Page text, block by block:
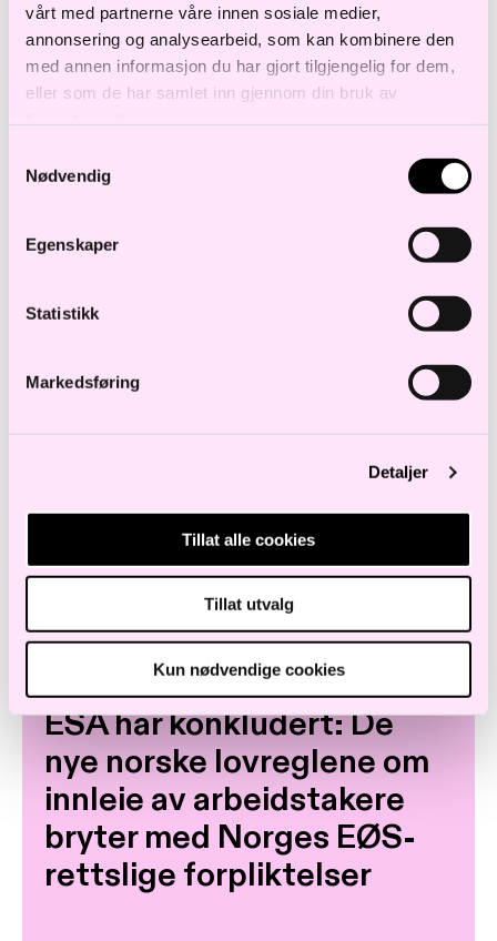
vårt med partnerne våre innen sosiale medier,
annonsering og analysearbeid, som kan kombinere den
med annen informasjon du har gjort tilgjengelig for dem,
eller som de har samlet inn gjennom din bruk av
Nødvendig
Egenskaper
Statistikk
Markedsføring
Detaljer
Tillat alle cookies
Tillat utvalg
Kun nødvendige cookies
Simen Klevstrand
Partner
s.klevstrand@haavind.no
VIS FLERE TREFF
Sider av 21 treff
Competition and FDI:
Themes & trends 2026
SIKKERHET
EU/EØS OG KONKURRANSERETT
ESA har konkludert: De
nye norske lovreglene om
innleie av arbeidstakere
bryter med Norges EØS-
rettslige forpliktelser